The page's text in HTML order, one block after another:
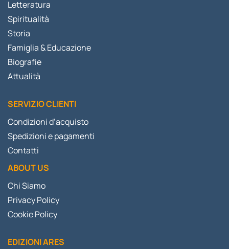
Letteratura
Spiritualità
Storia
Famiglia & Educazione
Biografie
Attualità
SERVIZIO CLIENTI
Condizioni d’acquisto
Spedizioni e pagamenti
Contatti
ABOUT US
Chi Siamo
Privacy Policy
Cookie Policy
EDIZIONI ARES